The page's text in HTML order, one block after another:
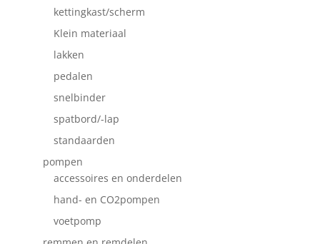
kettingkast/scherm
Klein materiaal
lakken
pedalen
snelbinder
spatbord/-lap
standaarden
pompen
accessoires en onderdelen
hand- en CO2pompen
voetpomp